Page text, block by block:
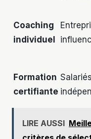
Coaching
individuel
Formation
certifiante
LIRE AUSSI